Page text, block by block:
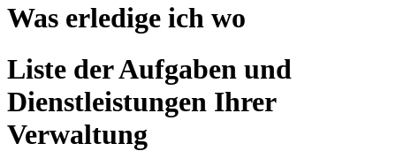
Was erledige ich wo
Liste der Aufgaben und
Dienstleistungen Ihrer
Verwaltung